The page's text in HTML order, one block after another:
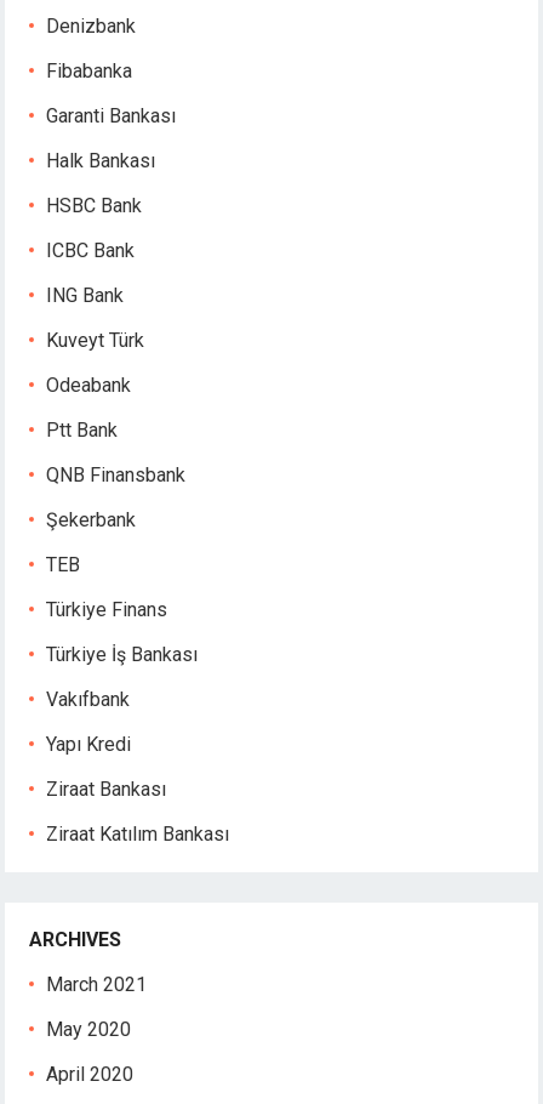
panel
panel
panel
oku
Panel
Panel
Panel
Panel
Panel
Panel
panel
sakarya
panel
giriş
youtube mp3 downloader
Forum
escort
giriş
Denizbank
Fibabanka
Garanti Bankası
Halk Bankası
HSBC Bank
ICBC Bank
ING Bank
Kuveyt Türk
Odeabank
Ptt Bank
QNB Finansbank
Şekerbank
TEB
Türkiye Finans
Türkiye İş Bankası
Vakıfbank
Yapı Kredi
Ziraat Bankası
Ziraat Katılım Bankası
ARCHIVES
March 2021
May 2020
April 2020